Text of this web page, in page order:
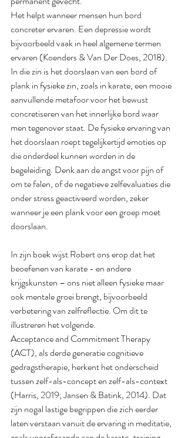
Het helpt wanneer mensen hun bord
concreter ervaren. Een depressie wordt
bijvoorbeeld vaak in heel algemene termen
ervaren (Koenders & Van Der Does, 2018).
In die zin is het doorslaan van een bord of
plank in fysieke zin, zoals in karate, een mooie
aanvullende metafoor voor het bewust
concretiseren van het innerlijke bord waar
men tegenover staat. De fysieke ervaring van
het doorslaan roept tegelijkertijd emoties op
die onderdeel kunnen worden in de
begeleiding. Denk aan de angst voor pijn of
om te falen, of de negatieve zelfevaluaties die
onder stress geactiveerd worden, zeker
wanneer je een plank voor een groep moet
doorslaan.
In zijn boek wijst Robert ons erop dat het
beoefenen van karate - en andere
krijgskunsten – ons niet alleen fysieke maar
ook mentale groei brengt, bijvoorbeeld
verbetering van zelfreflectie. Om dit te
illustreren het volgende.
Acceptance and Commitment Therapy
(ACT), als derde generatie cognitieve
gedragstherapie, herkent het onderscheid
tussen zelf-als-concept en zelf-als-context
(Harris, 2019; Jansen & Batink, 2014). Dat
zijn nogal lastige begrippen die zich eerder
laten verstaan vanuit de ervaring in meditatie,